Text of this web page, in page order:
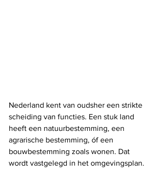
Nederland kent van oudsher een strikte
scheiding van functies. Een stuk land
heeft een natuurbestemming, een
agrarische bestemming, óf een
bouwbestemming zoals wonen. Dat
wordt vastgelegd in het omgevingsplan.